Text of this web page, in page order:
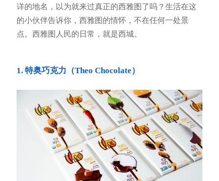
详的地名，以为就来过真正的西雅图了吗？生活在这
的小伙伴告诉你，西雅图的情怀，不在任何一处景
点。西雅图人民的日常，就是西城。
1. 特奥巧克力（Theo Chocolate）